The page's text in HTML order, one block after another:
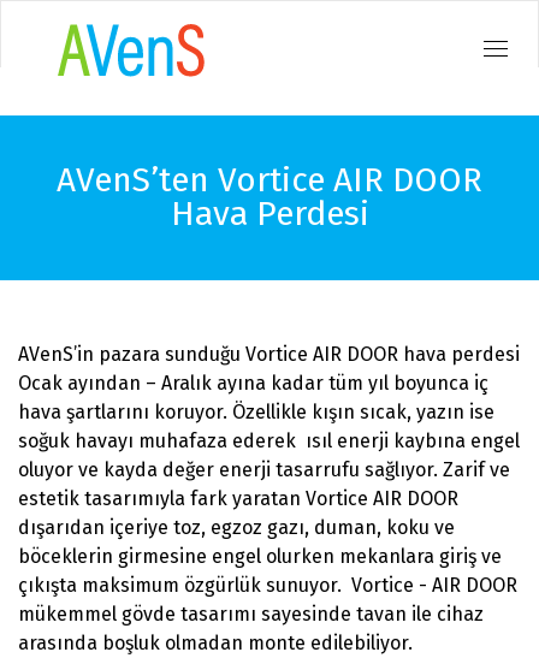
AVenS’ten Vortice AIR DOOR
Hava Perdesi
AVenS’in pazara sunduğu Vortice AIR DOOR hava perdesi
Ocak ayından – Aralık ayına kadar tüm yıl boyunca iç
hava şartlarını koruyor. Özellikle kışın sıcak, yazın ise
soğuk havayı muhafaza ederek ısıl enerji kaybına engel
oluyor ve kayda değer enerji tasarrufu sağlıyor. Zarif ve
estetik tasarımıyla fark yaratan Vortice AIR DOOR
dışarıdan içeriye toz, egzoz gazı, duman, koku ve
böceklerin girmesine engel olurken mekanlara giriş ve
çıkışta maksimum özgürlük sunuyor. Vortice - AIR DOOR
mükemmel gövde tasarımı sayesinde tavan ile cihaz
arasında boşluk olmadan monte edilebiliyor.
KURUMSAL
BLOG
REFERANSLAR
İLETIŞIM
2025 FIYAT KATALOĞU